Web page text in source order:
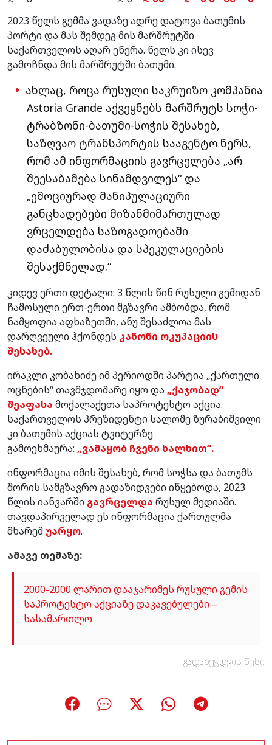
2023 წელს გემმა ვადაზე ადრე დატოვა ბათუმის
პორტი და მას შემდეგ მის მარშრუტში
საქართველოს აღარ ეწერა. წელს კი ისევ
გამოჩნდა მის მარშრუტში ბათუმი.
ახლაც, როცა რუსული საკრუიზო კომპანია
Astoria Grande აქვეყნებს მარშრუტს სოჭი-
ტრაბზონი-ბათუმი-სოჭის შესახებ,
საზღვაო ტრანსპორტის სააგენტო წერს,
რომ ამ ინფორმაციის გავრცელება „არ
შეესაბამება სინამდვილეს“ და
„ემოციურად მანიპულაციური
განცხადებები მიზანმიმართულად
ვრცელდება საზოგადოებაში
დაძაბულობისა და სპეკულაციების
შესაქმნელად.“
კიდევ ერთი დეტალი: 3 წლის წინ რუსული გემიდან
ჩამოსული ერთ-ერთი მგზავრი ამბობდა, რომ
ნამყოფია აფხაზეთში, ანუ შესაძლოა მას
დარღვეული ჰქონდეს კანონი ოკუპაციის
შესახებ.
ირაკლი კობახიძე იმ პერიოდში პარტია „ქართული
ოცნების“ თავმჯდომარე იყო და „ქაჯობად“
შეაფასა მოქალაქეთა საპროტესტო აქცია.
საქართველოს პრეზიდენტი სალომე ზურაბიშვილი
კი ბათუმის აქციას ტვიტერზე
გამოეხმაურა: „ვამაყობ ჩვენი ხალხით“.
ინფორმაცია იმის შესახებ, რომ სოჭსა და ბათუმს
შორის სამგზავრო გადაზიდვები იწყებოდა, 2023
წლის იანვარში გავრცელდა რუსულ მედიაში.
თავდაპირველად ეს ინფორმაცია ქართულმა
მხარემუარყო.
ამავე თემაზე:
2000-2000 ლარით დააჯარიმეს რუსული გემის
საპროტესტო აქციაზე დაკავებულები –
სასამართლო
გადაბეჭდვის წესი